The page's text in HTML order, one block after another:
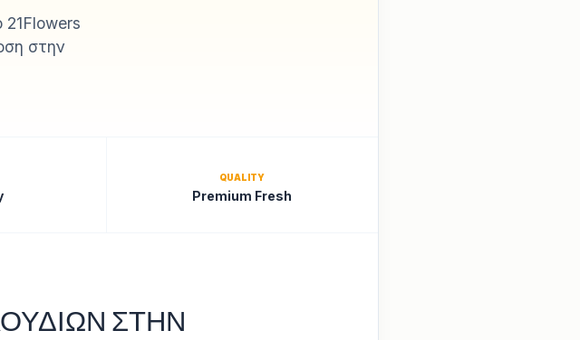
στην
QUALITY
Premium Fresh
ΣΤΗΝ